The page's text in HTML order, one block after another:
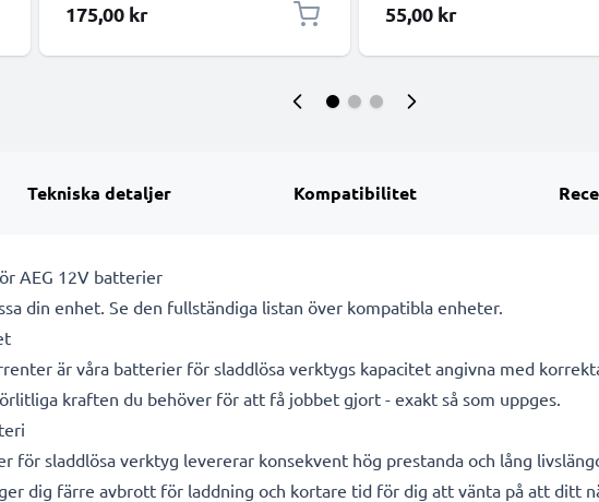
175,00 kr 55,00 kr
Tekniska detaljer Kompatibilitet
AEG 12V batterier
din enhet. Se den fullständiga listan över kompatibla enheter.
är våra batterier för sladdlösa verktygs kapacitet angivna med
kraften du behöver för att få jobbet gjort - exakt så som uppges.
för sladdlösa verktyg levererar konsekvent hög prestanda och lång
dig färre avbrott för laddning och kortare tid för dig att vänta på att ditt